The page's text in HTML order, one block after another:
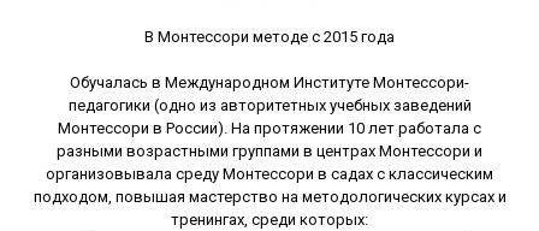
В Монтессори методе с 2015 года
Обучалась в Международном Институте Монтессори-
педагогики (одно из авторитетных учебных заведений
Монтессори в России). На протяжении 10 лет работала с
разными возрастными группами в центрах Монтессори и
организовывала среду Монтессори в садах с классическим
подходом, повышая мастерство на методологических курсах и
тренингах, среди которых: